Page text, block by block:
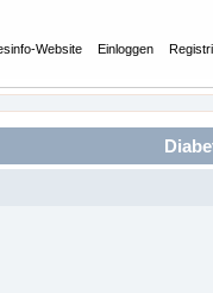
Website Einloggen